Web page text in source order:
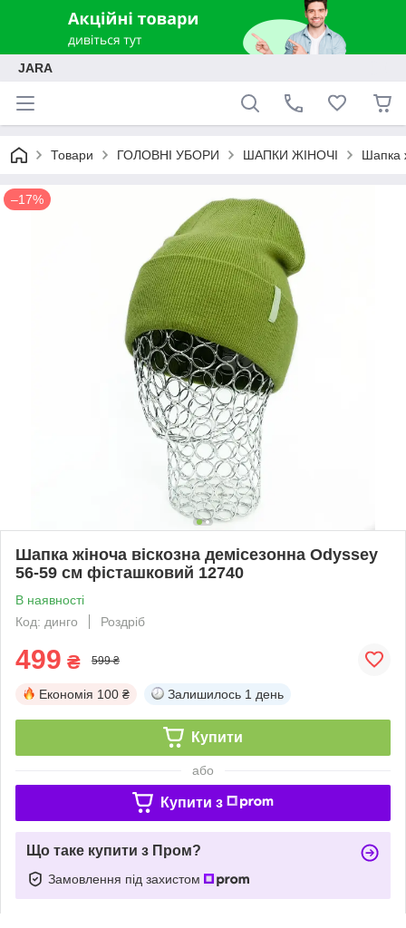
JARA
Товари ГОЛОВНІ УБОРИ ШАПКИ ЖІНОЧІ Шапка
–17%
Шапка жіноча віскозна демісезонна Odyssey
56-59 см фісташковий 12740
В наявності
Код: динго
Роздріб
499 ₴ 599 ₴
Економія 100 ₴ Залишилось 1 день
Купити
або
Купити з
Що таке купити з Пром?
Замовлення під захистом